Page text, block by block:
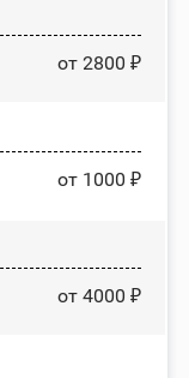
от 2800 ₽
от 1000 ₽
от 4000 ₽